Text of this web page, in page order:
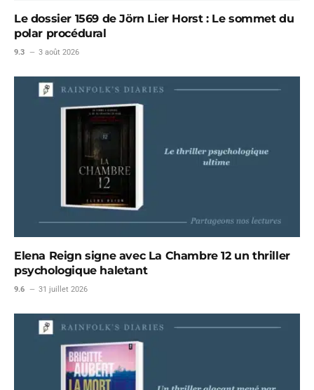
Le dossier 1569 de Jörn Lier Horst : Le sommet du
polar procédural
9.3 3 août 2026
Elena Reign signe avec La Chambre 12 un thriller
psychologique haletant
9.6 31 juillet 2026